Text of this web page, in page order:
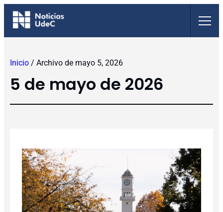
Saltar
Inicio / Archivo de mayo 5, 2026
5 de mayo de 2026